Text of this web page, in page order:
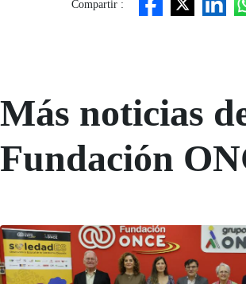
Compartir :
Más noticias
Fundación